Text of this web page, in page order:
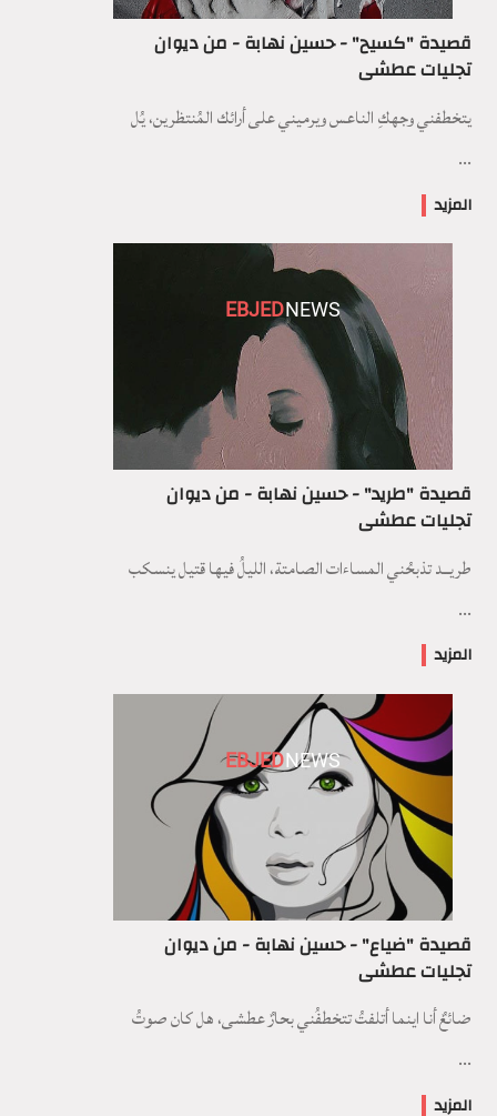
قصيدة "كسيح" - حسين نهابة - من ديوان
تجليات عطشى
يتخطفني وجهكِ الناعس ويرميني على أرائك المُنتظرين، يُل
...
المزيد
EBJEDNEWS
قصيدة "طريد" - حسين نهابة - من ديوان
تجليات عطشى
طريــد تذبحُني المساءات الصامتة، الليلُ فيها قتيل ينسكب
...
المزيد
EBJEDNEWS
قصيدة "ضياع" - حسين نهابة - من ديوان
تجليات عطشى
ضائعٌ أنا اينما أتلفتُ تتخطفُني بحارٌ عطشى، هل كان صوتُ
...
المزيد